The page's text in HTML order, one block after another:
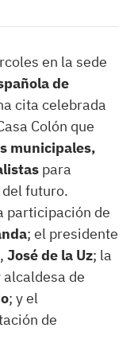
en la sede
de
cita celebrada
Colón que
municipales,
para
futuro.
participación de
; el presidente
José de la Uz; la
de
; y el
de